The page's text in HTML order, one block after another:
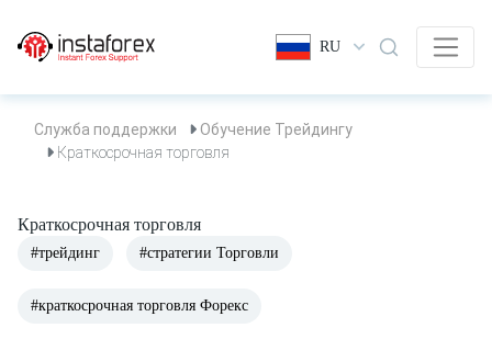
RU
Служба поддержки
Обучение Трейдингу
Краткосрочная торговля
Краткосрочная торговля
#трейдинг #стратегии Торговли
#краткосрочная торговля Форекс